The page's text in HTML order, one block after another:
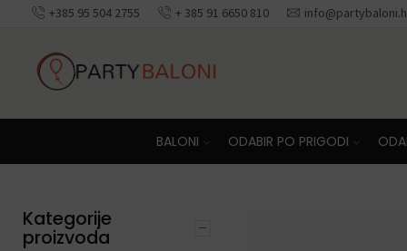
+385 95 504 2755 + 385 91 6650 810 Besplatna
BALONI ODABIR PO PRIGODI
Kategorije
proizvoda